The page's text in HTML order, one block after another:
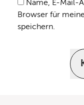
Name, E-Mail-
Browser für
speichern.